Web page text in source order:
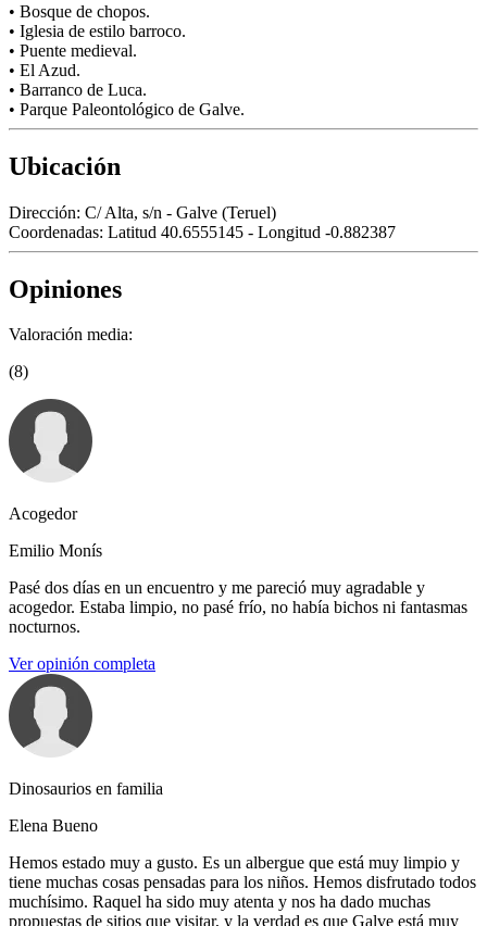
• Bosque de chopos.
• Iglesia de estilo barroco.
• Puente medieval.
• El Azud.
• Barranco de Luca.
• Parque Paleontológico de Galve.
Ubicación
Dirección: C/ Alta, s/n - Galve (Teruel)
Coordenadas: Latitud 40.6555145 - Longitud -0.882387
Opiniones
Valoración media:
(8)
Acogedor
Emilio Monís
Pasé dos días en un encuentro y me pareció muy agradable y
acogedor. Estaba limpio, no pasé frío, no había bichos ni fantasmas
nocturnos.
Ver opinión completa
Dinosaurios en familia
Elena Bueno
Hemos estado muy a gusto. Es un albergue que está muy limpio y
tiene muchas cosas pensadas para los niños. Hemos disfrutado todos
muchísimo. Raquel ha sido muy atenta y nos ha dado muchas
propuestas de sitios que visitar, y la verdad es que Galve está muy